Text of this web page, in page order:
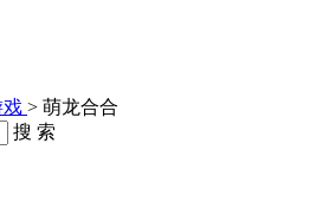
戏 > 萌龙合合
搜 索